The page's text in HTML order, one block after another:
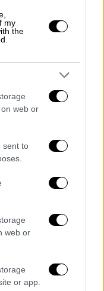
my
the
web or
sent to
web or
or app.
Δένδια, και
με 14%,
6%,
με 4%,